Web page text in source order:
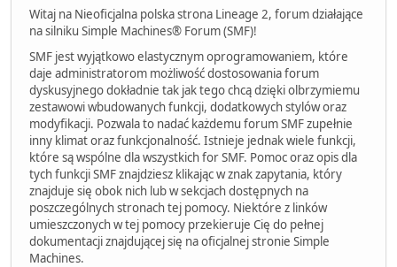
Witaj na Nieoficjalna polska strona Lineage 2, forum działające
na silniku Simple Machines® Forum (SMF)!
SMF jest wyjątkowo elastycznym oprogramowaniem, które
daje administratorom możliwość dostosowania forum
dyskusyjnego dokładnie tak jak tego chcą dzięki olbrzymiemu
zestawowi wbudowanych funkcji, dodatkowych stylów oraz
modyfikacji. Pozwala to nadać każdemu forum SMF zupełnie
inny klimat oraz funkcjonalność. Istnieje jednak wiele funkcji,
które są wspólne dla wszystkich for SMF. Pomoc oraz opis dla
tych funkcji SMF znajdziesz klikając w znak zapytania, który
znajduje się obok nich lub w sekcjach dostępnych na
poszczególnych stronach tej pomocy. Niektóre z linków
umieszczonych w tej pomocy przekieruje Cię do pełnej
dokumentacji znajdującej się na oficjalnej stronie Simple
Machines.